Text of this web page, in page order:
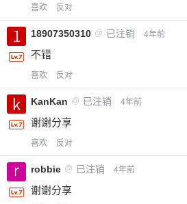
喜欢 反对
18907350310 @ 已注销 4年前
不错
喜欢 反对
KanKan @ 已注销 4年前
谢谢分享
喜欢 反对
robbie @ 已注销 4年前
谢谢分享